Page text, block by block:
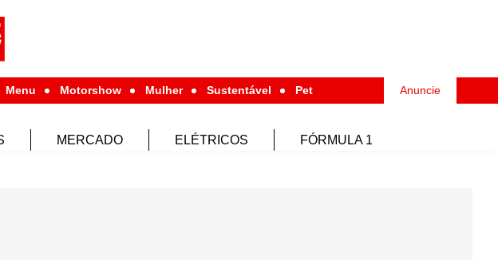
Menu Motorshow Mulher Sustentável Pet Anuncie
MERCADO ELÉTRICOS FÓRMULA 1